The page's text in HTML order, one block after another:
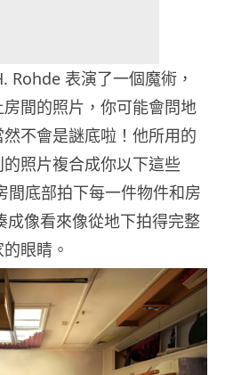
Rohde 表演了一個魔術，
間的照片，你可能會問地
不會是謎底啦！他所用的
照片複合成你以下這些
間底部拍下每一件物件和房
像看來像從地下拍得完整
眼睛。